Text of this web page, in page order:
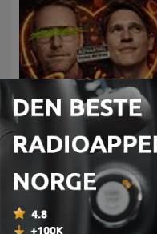
Baarli og Benjamin går i
terapi